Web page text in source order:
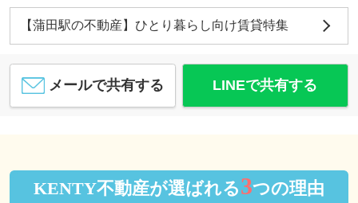
【蒲田駅の不動産】ひとり暮らし向け賃貸特集
メールで共有する LINEで共有する
KENTY不動産が選ばれる3つの理由